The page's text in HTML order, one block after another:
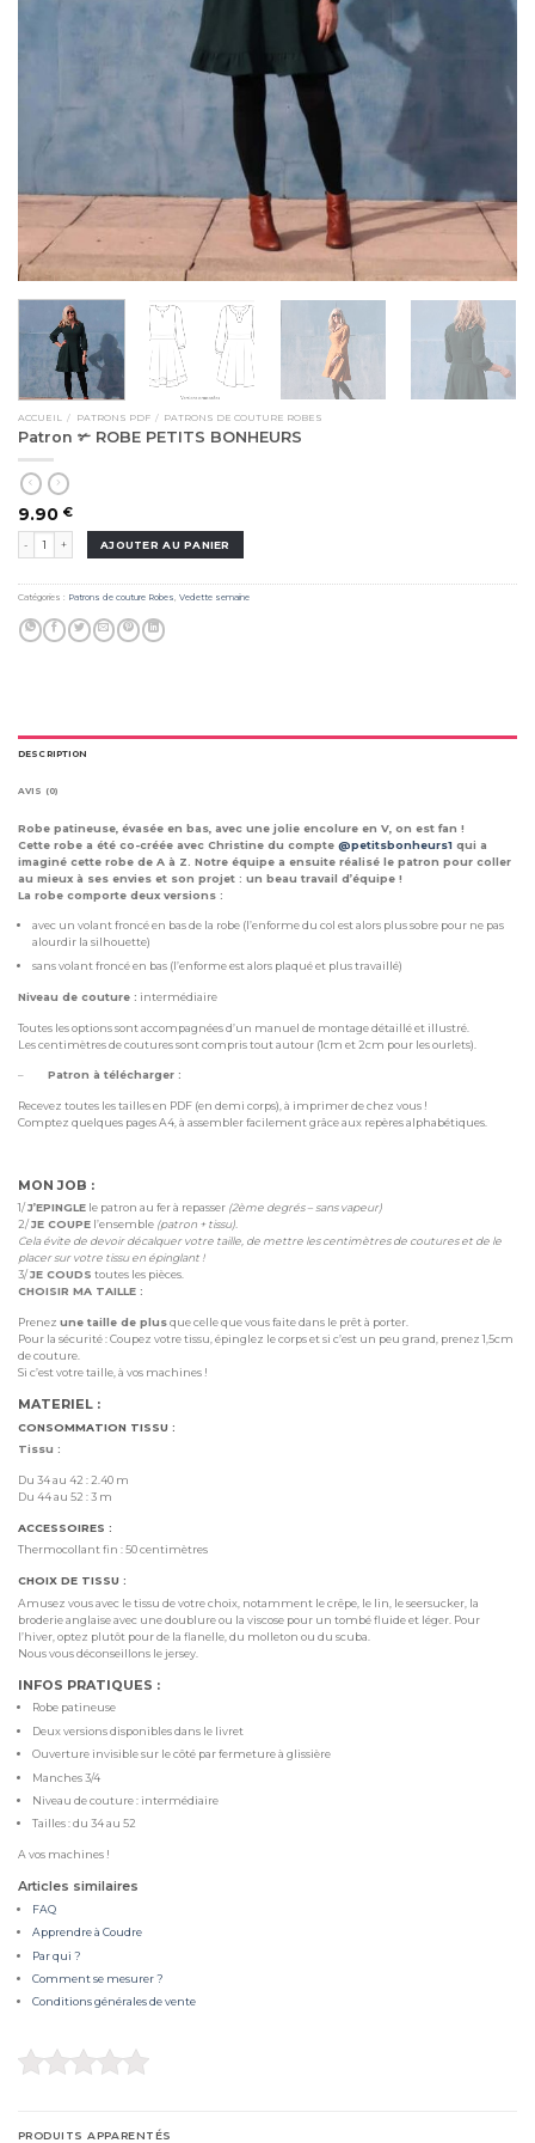
ACCUEIL / PATRONS PDF / PATRONS DE COUTURE ROBES
Patron ✃ ROBE PETITS BONHEURS
9.90 €
AJOUTER AU PANIER
Catégories : Patrons de couture Robes Vedette semaine
DESCRIPTION
AVIS (0)
Robe patineuse, évasée en bas, avec une jolie encolure en V, on est fan !
Cette robe a été co-créée avec Christine du compte @petitsbonheurs1 qui a
imaginé cette robe de A à Z. Notre équipe a ensuite réalisé le patron pour coller
au mieux à ses envies et son projet : un beau travail d’équipe !
La robe comporte deux versions :
avec un volant froncé en bas de la robe (l’enforme du col est alors plus sobre pour ne pas
alourdir la silhouette)
sans volant froncé en bas (l’enforme est alors plaqué et plus travaillé)
Niveau de couture : intermédiaire
Toutes les options sont accompagnées d’un manuel de montage détaillé et illustré.
Les centimètres de coutures sont compris tout autour (1cm et 2cm pour les ourlets).
– Patron à télécharger :
Recevez toutes les tailles en PDF (en demi corps), à imprimer de chez vous !
Comptez quelques pages A4, à assembler facilement grâce aux repères alphabétiques.
MON JOB :
1/J’EPINGLE le patron au fer à repasser (2ème degrés – sans vapeur)
2/JE COUPE l’ensemble (patron + tissu).
Cela évite de devoir décalquer votre taille, de mettre les centimètres de coutures et de le
placer sur votre tissu en épinglant !
3/JE COUDS toutes les pièces.
CHOISIR MA TAILLE :
Prenez une taille de plusque celle que vous faite dans le prêt à porter.
Pour la sécurité : Coupez votre tissu, épinglez le corps et si c’est un peu grand, prenez 1,5cm
de couture.
Si c’est votre taille, à vos machines !
MATERIEL :
CONSOMMATION TISSU :
Tissu :
Du 34 au 42 : 2.40 m
Du 44 au 52 : 3 m
ACCESSOIRES :
Thermocollant fin : 50 centimètres
CHOIX DE TISSU :
Amusez vous avec le tissu de votre choix, notamment le crêpe, le lin, le seersucker, la
broderie anglaise avec une doublure ou la viscose pour un tombé fluide et léger. Pour
l’hiver, optez plutôt pour de la flanelle, du molleton ou du scuba.
Nous vous déconseillons le jersey.
INFOS PRATIQUES :
Robe patineuse
Deux versions disponibles dans le livret
Ouverture invisible sur le côté par fermeture à glissière
Manches 3/4
Niveau de couture : intermédiaire
Tailles : du 34 au 52
A vos machines !
Articles similaires
FAQ
Apprendre à Coudre
Par qui ?
Comment se mesurer ?
Conditions générales de vente
PRODUITS APPARENTÉS